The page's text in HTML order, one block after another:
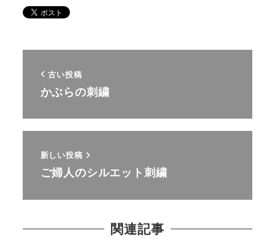
古い投稿
かぶらの刺繍
新しい投稿
ご婦人のシルエット刺繍
関連記事